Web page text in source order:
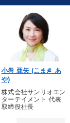
小巻 亜矢 (こまき あ
や)
株式会社サンリオエン
ターテイメント 代表
取締役社長